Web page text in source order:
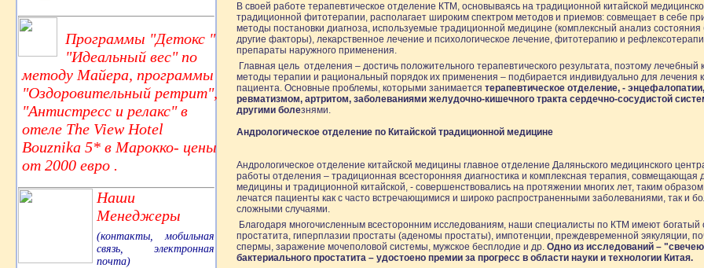
Программы "Детокс "
"Идеальный вес" по
методу Майера, программы
"Оздоровительный ретрит",
"Антистресс и релакс" в
отеле The View Hotel
Bouznika 5* в Марокко- цены
от 2000 евро .
Наши
Менеджеры
(контакты, мобильная
связь, электронная
почта)
В своей работе терапевтическое отделение КТМ, основываясь на традиционной китайской
традиционной фитотерапии, располагает широким спектром методов и приемов: совмещает в себе
методы постановки диагноза, используемые традиционной медицине (комплексный анализ состояния
другие факторы), лекарственное лечение и психологическое лечение, фитотерапию и
препараты наружного применения.
Главная цель отделения – достичь положительного терапевтического результата, поэтому
методы терапии и рациональный порядок их применения – подбирается индивидуально для лечения
пациента. Основные проблемы, которыми занимается терапевтическое отделение, -
ревматизмом, артритом, заболеваниями желудочно-кишечного тракта сердечно-сосудистой
другими болезнями.
Андрологическое отделение по Китайской традиционной медицине
Андрологическое отделение китайской медицины главное отделение Даляньского медицинского
работы отделения – традиционная всесторонняя диагностика и комплексная терапия, совмещающая
медицины и традиционной китайской, - совершенствовались на протяжении многих лет, таким
лечатся пациенты как с часто встречающимися и широко распространенными заболеваниями, так и
сложными случаями.
Благодаря многочисленным всесторонним исследованиям, наши специалисты по КТМ имеют богатый
простатита, гиперплазии простаты (аденомы простаты), импотенции, преждевременной эякуляции,
спермы, заражение мочеполовой системы, мужское бесплодие и др. Одно из исследований –
бактериального простатита – удостоено премии за прогресс в области науки и технологии Китая.